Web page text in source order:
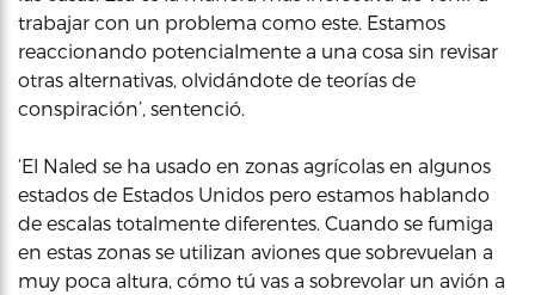
trabajar con un problema como este. Estamos
reaccionando potencialmente a una cosa sin revisar
otras alternativas, olvidándote de teorías de
conspiración’, sentenció.
‘El Naled se ha usado en zonas agrícolas en algunos
estados de Estados Unidos pero estamos hablando
de escalas totalmente diferentes. Cuando se fumiga
en estas zonas se utilizan aviones que sobrevuelan a
muy poca altura, cómo tú vas a sobrevolar un avión a